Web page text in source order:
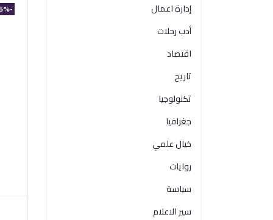
إدارة اعمال
أدب رحلات
اقتصاد
تاريخ
تكنولوجيا
جغرافيا
خيال علمي
روايات
سياسة
سير الاعلام
-15%